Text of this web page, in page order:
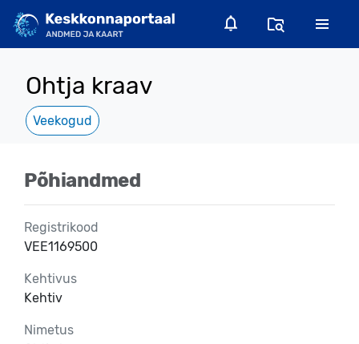
Ohtja kraav
Veekogud
Põhiandmed
Registrikood
VEE1169500
Kehtivus
Kehtiv
Nimetus